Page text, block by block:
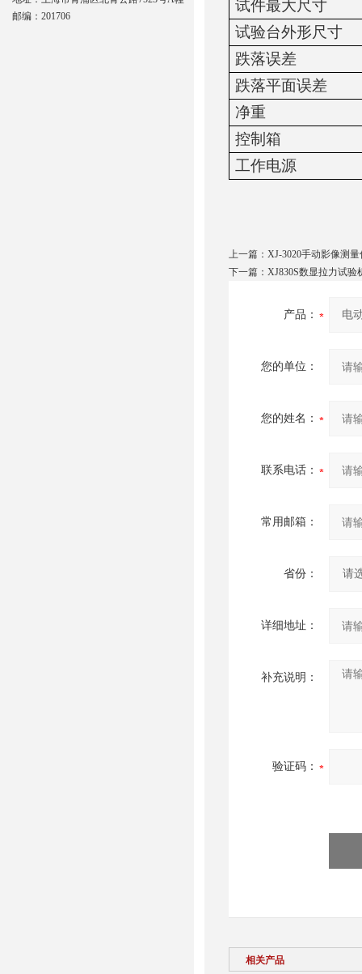
试件最大尺寸
试验台外形尺寸
跌落误差
跌落平面误差
净重
控制箱
工作电源
上一篇： XJ-3020手动影像测量
下一篇： XJ830S数显拉力试验
产品：
您的单位：
您的姓名：
联系电话：
常用邮箱：
省份：
详细地址：
补充说明：
验证码：
相关产品
邮编：201706